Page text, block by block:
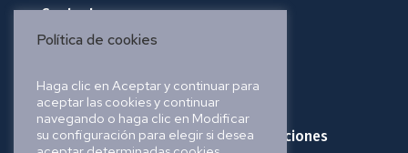
Contacto
Política de cookies
Política de envíos, pedidos y devoluciones
Política de cookies
Haga clic en Aceptar y continuar para
aceptar las cookies y continuar
navegando o haga clic en Modificar
su configuración para elegir si desea